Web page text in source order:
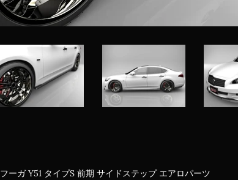
フーガ Y51 タイプS 前期 サイドステップ エアロパーツ